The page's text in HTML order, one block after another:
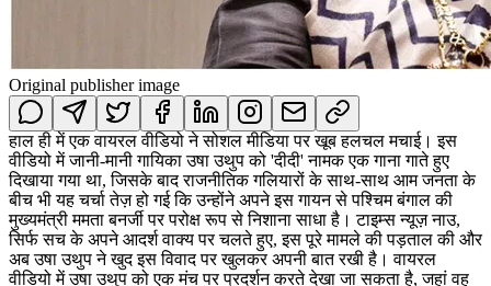
Original publisher image
हाल ही में एक वायरल वीडियो ने सोशल मीडिया पर खूब हलचल मचाई। इस
वीडियो में जानी-मानी गायिका उषा उथुप को 'दीदी' नामक एक गाना गाते हुए
दिखाया गया था, जिसके बाद राजनीतिक गलियारों के साथ-साथ आम जनता के
बीच भी यह चर्चा तेज़ हो गई कि उन्होंने अपने इस गायन से पश्चिम बंगाल की
मुख्यमंत्री ममता बनर्जी पर परोक्ष रूप से निशाना साधा है। टाइम्स न्यूज़ नाउ,
सिर्फ सच के अपने आदर्श वाक्य पर चलते हुए, इस पूरे मामले की पड़ताल की और
अब उषा उथुप ने खुद इस विवाद पर खुलकर अपनी बात रखी है। वायरल
वीडियो में उषा उथुप को एक मंच पर प्रदर्शन करते देखा जा सकता है, जहां वह